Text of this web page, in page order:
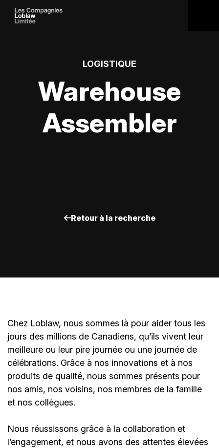
LOGISTIQUE
Warehouse
Assembler
Retour à la recherche
Chez Loblaw, nous sommes là pour aider tous les
jours des millions de Canadiens, qu’ils vivent leur
meilleure ou leur pire journée ou une journée de
célébrations. Grâce à nos innovations et à nos
produits de qualité, nous sommes présents pour
nos amis, nos voisins, nos membres de la famille
et nos collègues.
Nous réussissons grâce à la collaboration et
l’engagement, et nous avons des attentes élevées